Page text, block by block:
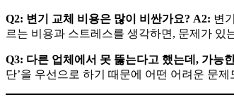
Q2: 변기 교체 비용은 많이 비싼가요? A2: 변
르는 비용과 스트레스를 생각하면, 문제가 있
Q3: 다른 업체에서 못 뚫는다고 했는데, 가능
단’을 우선으로 하기 때문에 어떤 어려운 문